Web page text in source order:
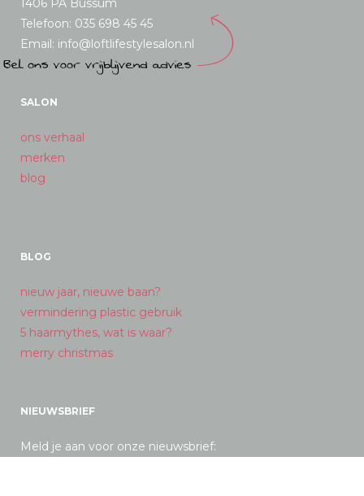
1406 PA Bussum
Telefoon: 035 698 45 45
Email: info@loftlifestylesalon.nl
SALON
ons verhaal
merken
blog
BLOG
nieuw jaar, nieuwe baan?
vermindering plastic gebruik
5 haarmythes, wat is waar?
merry christmas
NIEUWSBRIEF
Meld je aan voor onze nieuwsbrief: